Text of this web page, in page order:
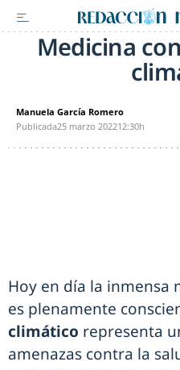
Medicina
Manuela García Romero
Publicada25 marzo 202212:30h
Hoy en día la inmensa
es plenamente
climático representa
amenazas contra la